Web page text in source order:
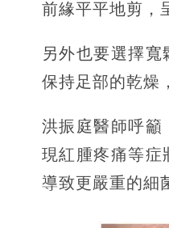
前緣平平地剪，
另外也要選擇
保持足部的乾燥
洪振庭醫師呼籲
現紅腫疼痛等症
導致更嚴重的細